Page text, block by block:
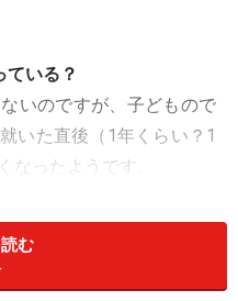
ている？
いのですが、子どもので
いた直後（1年くらい？1
なったようです。
亡当時に厚生年金へ入っ
族厚生年金なら、加入直
見なして計算されますの
む